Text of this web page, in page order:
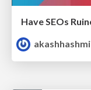
akashhashmi